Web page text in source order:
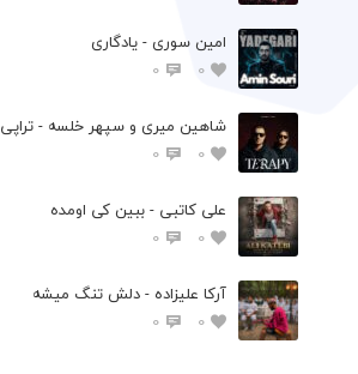
امین سوری - یادگاری
0
0
شاهین میری و سپهر خلسه - تراپی
0
0
علی کاتبی - ببین کی اومده
0
0
آرکا علیزاده - دلش تنگ میشه
0
0